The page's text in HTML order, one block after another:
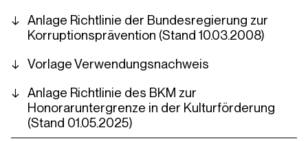
Anlage Richtlinie der Bundesregierung zur
Korruptionsprävention (Stand 10.03.2008)
Vorlage Verwendungsnachweis
Anlage Richtlinie des BKM zur
Honoraruntergrenze in der Kulturförderung
(Stand 01.05.2025)